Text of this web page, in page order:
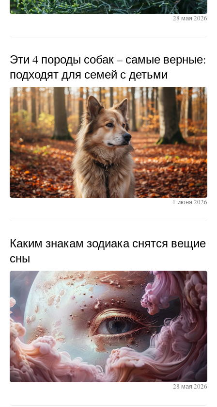
28 мая 2026
Эти 4 породы собак – самые верные:
подходят для семей с детьми
1 июня 2026
Каким знакам зодиака снятся вещие
сны
28 мая 2026